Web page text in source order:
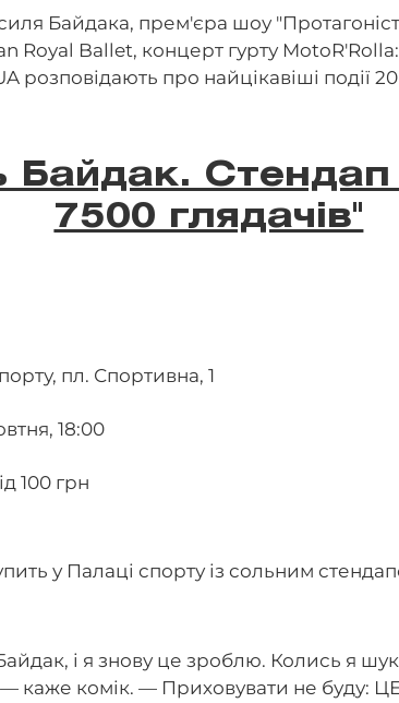
Байдака, прем'єра шоу
Royal Ballet, концерт гурту
розповідають про найцікавіші події
Байдак.
7500 глядачів"
пл. Спортивна, 1
18:00
100 грн
у Палаці спорту із сольним
і я знову це зроблю. Колись я
— каже комік. — Приховувати не буду: